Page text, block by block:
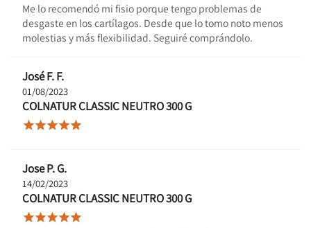
Me lo recomendó mi fisio porque tengo problemas de
desgaste en los cartílagos. Desde que lo tomo noto menos
molestias y más flexibilidad. Seguiré comprándolo.
José F. F.
01/08/2023
COLNATUR CLASSIC NEUTRO 300 G

Jose P. G.
14/02/2023
COLNATUR CLASSIC NEUTRO 300 G
